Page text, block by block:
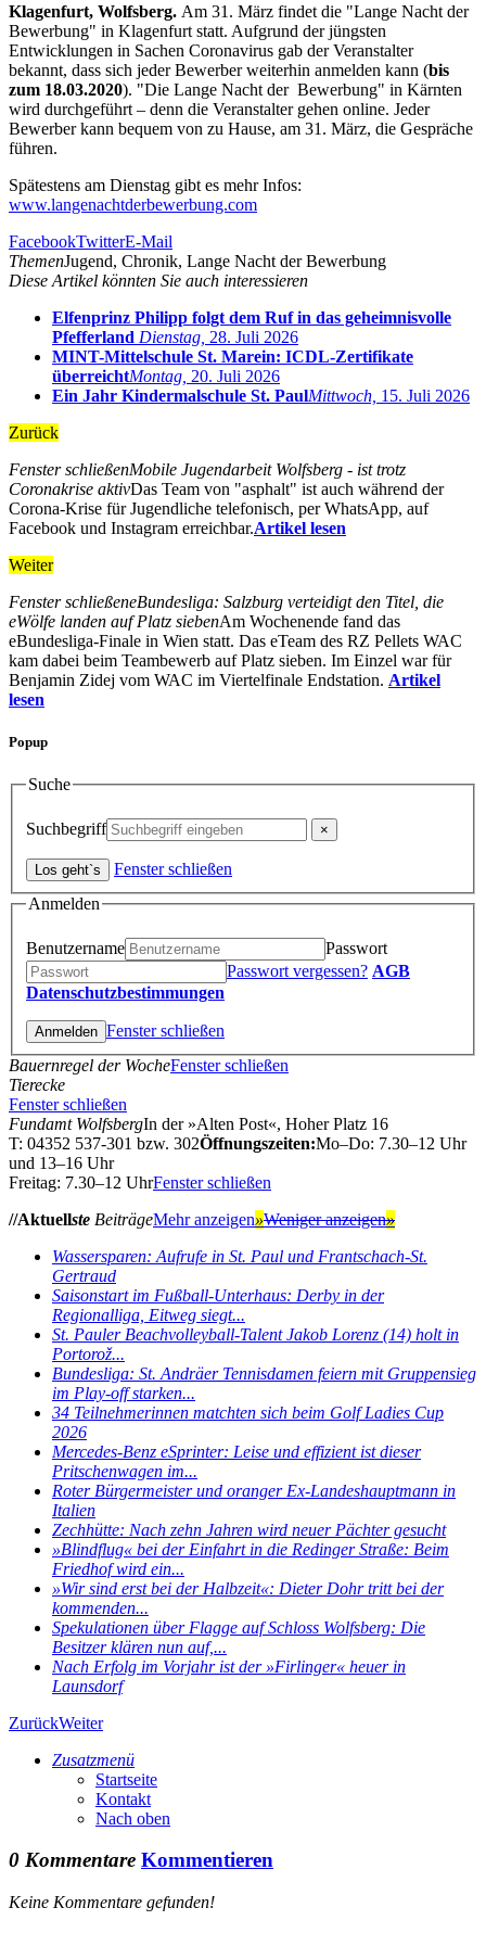
Klagenfurt, Wolfsberg. Am 31. März findet die "Lange Nacht der
Bewerbung" in Klagenfurt statt. Aufgrund der jüngsten
Entwicklungen in Sachen Coronavirus gab der Veranstalter
bekannt, dass sich jeder Bewerber weiterhin anmelden kann (bis
zum 18.03.2020). "Die Lange Nacht der Bewerbung" in Kärnten
wird durchgeführt – denn die Veranstalter gehen online. Jeder
Bewerber kann bequem von zu Hause, am 31. März, die Gespräche
führen.
Spätestens am Dienstag gibt es mehr Infos:
www.langenachtderbewerbung.com
FacebookTwitterE-Mail
ThemenJugend, Chronik, Lange Nacht der Bewerbung
Diese Artikel könnten Sie auch interessieren
Elfenprinz Philipp folgt dem Ruf in das geheimnisvolle
Pfefferland Dienstag, 28. Juli 2026
MINT-Mittelschule St. Marein: ICDL-Zertifikate
überreichtMontag, 20. Juli 2026
Ein Jahr Kindermalschule St. PaulMittwoch, 15. Juli 2026
Zurück
Fenster schließenMobile Jugendarbeit Wolfsberg - ist trotz
Coronakrise aktivDas Team von "asphalt" ist auch während der
Corona-Krise für Jugendliche telefonisch, per WhatsApp, auf
Facebook und Instagram erreichbar.Artikel lesen
Weiter
Fenster schließeneBundesliga: Salzburg verteidigt den Titel, die
eWölfe landen auf Platz siebenAm Wochenende fand das
eBundesliga-Finale in Wien statt. Das eTeam des RZ Pellets WAC
kam dabei beim Teambewerb auf Platz sieben. Im Einzel war für
Benjamin Zidej vom WAC im Viertelfinale Endstation. Artikel
lesen
Popup
Suche
Suchbegriff
Fenster schließen
Anmelden
Benutzername
Passwort
Passwort vergessen? AGB
Datenschutzbestimmungen
Fenster schließen
Bauernregel der WocheFenster schließen
Tierecke
Fenster schließen
Fundamt WolfsbergIn der »Alten Post«, Hoher Platz 16
T: 04352 537-301 bzw. 302Öffnungszeiten:Mo–Do: 7.30–12 Uhr
und 13–16 Uhr
Freitag: 7.30–12 UhrFenster schließen
//Aktuellste BeiträgeMehr anzeigen»Weniger anzeigen»
Wassersparen: Aufrufe in St. Paul und Frantschach-St.
Gertraud
Saisonstart im Fußball-Unterhaus: Derby in der
Regionalliga, Eitweg siegt...
St. Pauler Beachvolleyball-Talent Jakob Lorenz (14) holt in
Portorož...
Bundesliga: St. Andräer Tennisdamen feiern mit Gruppensieg
im Play-off starken...
34 Teilnehmerinnen matchten sich beim Golf Ladies Cup
2026
Mercedes-Benz eSprinter: Leise und effizient ist dieser
Pritschenwagen im...
Roter Bürgermeister und oranger Ex-Landeshauptmann in
Italien
Zechhütte: Nach zehn Jahren wird neuer Pächter gesucht
»Blindflug« bei der Einfahrt in die Redinger Straße: Beim
Friedhof wird ein...
»Wir sind erst bei der Halbzeit«: Dieter Dohr tritt bei der
kommenden...
Spekulationen über Flagge auf Schloss Wolfsberg: Die
Besitzer klären nun auf,...
Nach Erfolg im Vorjahr ist der »Firlinger« heuer in
Launsdorf
ZurückWeiter
Zusatzmenü
Startseite
Kontakt
Nach oben
0 Kommentare Kommentieren
Keine Kommentare gefunden!